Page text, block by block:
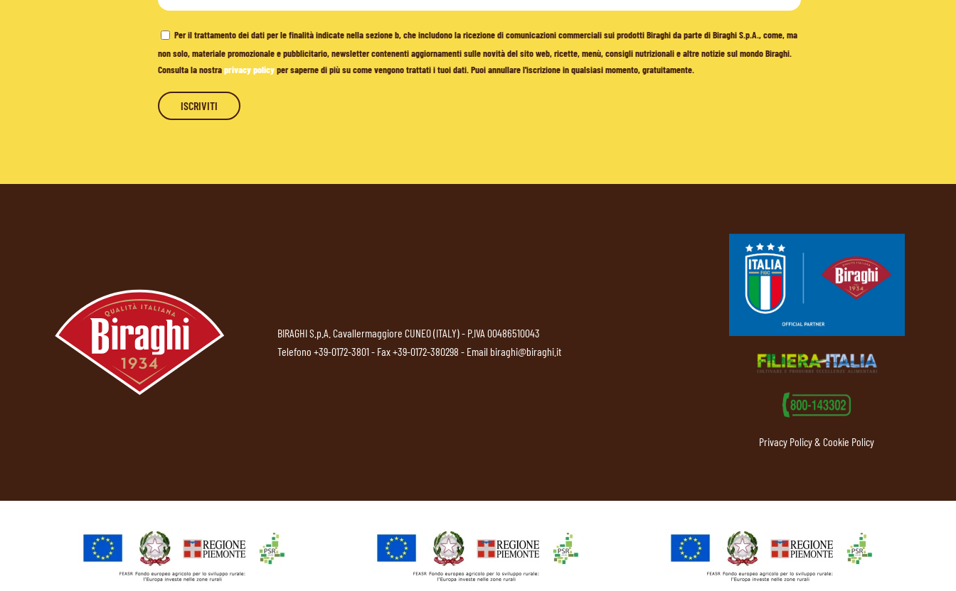
Per il trattamento dei dati per le finalità indicate nella sezione b, che includono la ricezione di comunicazioni commerciali sui prodotti Biraghi da parte di Biraghi S.p.A., come, ma
non solo, materiale promozionale e pubblicitario, newsletter contenenti aggiornamenti sulle novità del sito web, ricette, menù, consigli nutrizionali e altre notizie sul mondo Biraghi.
Consulta la nostraprivacy policyper saperne di più su come vengono trattati i tuoi dati. Puoi annullare l'iscrizione in qualsiasi momento, gratuitamente.
BIRAGHI S.p.A. Cavallermaggiore CUNEO (ITALY) - P.IVA 00486510043
Telefono +39-0172-3801- Fax +39-0172-380298 - Email biraghi@biraghi.it
Privacy Policy & Cookie Policy